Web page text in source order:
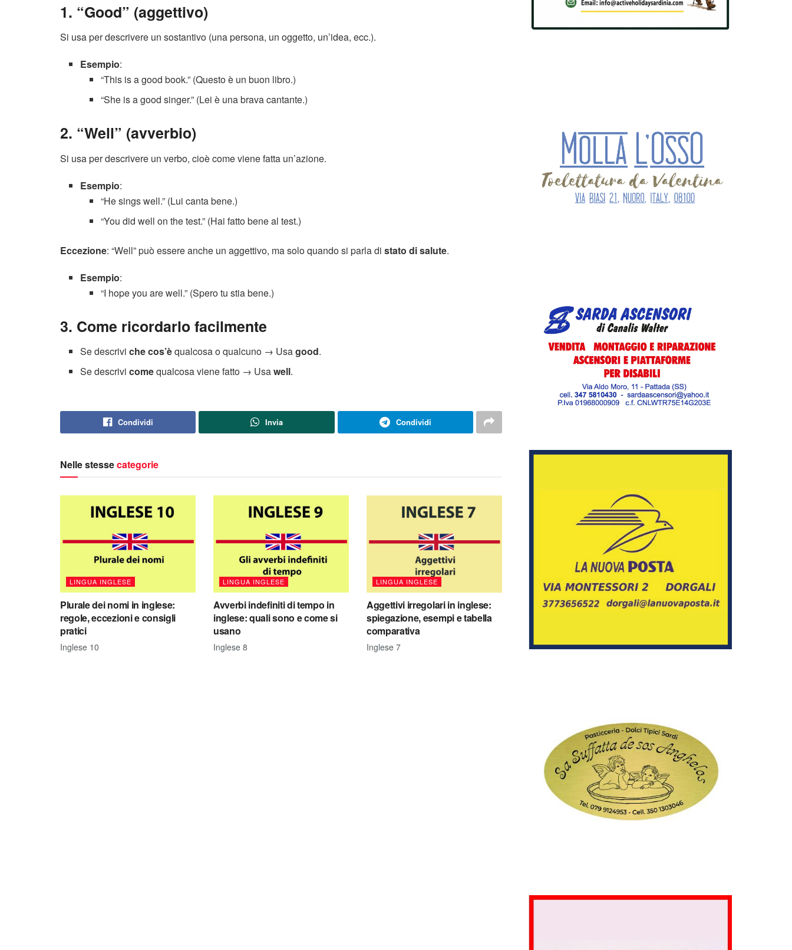
1. “Good” (aggettivo)
Si usa per descrivere un sostantivo (una persona, un oggetto, un’idea, ecc.).
Esempio:
“This is a good book.” (Questo è un buon libro.)
“She is a good singer.” (Lei è una brava cantante.)
2. “Well” (avverbio)
Si usa per descrivere un verbo, cioè come viene fatta un’azione.
Esempio:
“He sings well.” (Lui canta bene.)
“You did well on the test.” (Hai fatto bene al test.)
Eccezione: “Well” può essere anche un aggettivo, ma solo quando si parla di stato di salute.
Esempio:
“I hope you are well.” (Spero tu stia bene.)
3. Come ricordarlo facilmente
Se descriviche cos’èqualcosa o qualcuno → Usagood.
Se descrivicomequalcosa viene fatto → Usawell.
Condividi Invia Condividi
Nelle stessecategorie
LINGUA INGLESE
Plurale dei nomi in inglese:
regole, eccezioni e consigli
pratici
Inglese 10
LINGUA INGLESE
Avverbi indefiniti di tempo in
inglese: quali sono e come si
usano
Inglese 8
LINGUA INGLESE
Aggettivi irregolari in inglese:
spiegazione, esempi e tabella
comparativa
Inglese 7